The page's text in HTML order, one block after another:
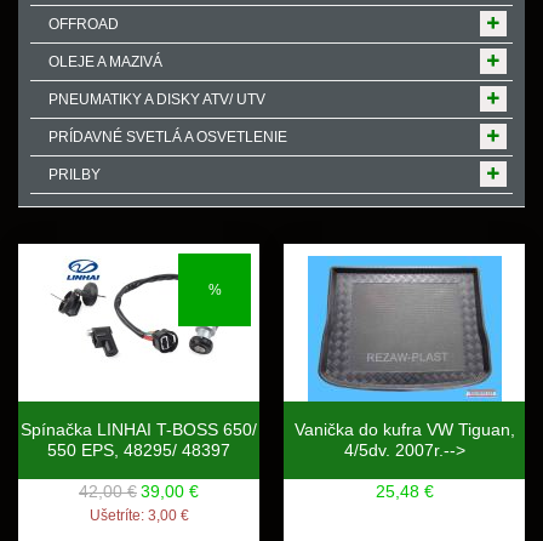
OFFROAD
OLEJE A MAZIVÁ
PNEUMATIKY A DISKY ATV/ UTV
PRÍDAVNÉ SVETLÁ A OSVETLENIE
PRILBY
%
Spínačka LINHAI T-BOSS 650/
550 EPS, 48295/ 48397
42,00 €39,00 €
Ušetríte: 3,00 €
Vanička do kufra VW Tiguan,
4/5dv. 2007r.-->
25,48 €